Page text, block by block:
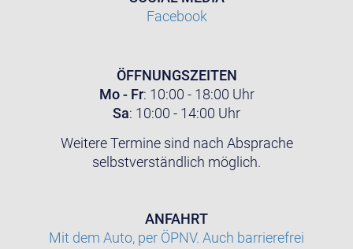
Facebook
ÖFFNUNGSZEITEN
Mo - Fr: 10:00 - 18:00 Uhr
Sa: 10:00 - 14:00 Uhr
Weitere Termine sind nach Absprache
selbstverständlich möglich.
ANFAHRT
Mit dem Auto, per ÖPNV. Auch barrierefrei